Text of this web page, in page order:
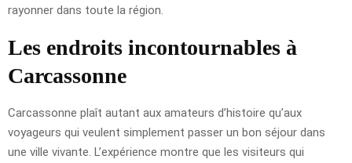
rayonner dans toute la région.
Les endroits incontournables à
Carcassonne
Carcassonne plaît autant aux amateurs d’histoire qu’aux
voyageurs qui veulent simplement passer un bon séjour dans
une ville vivante. L’expérience montre que les visiteurs qui